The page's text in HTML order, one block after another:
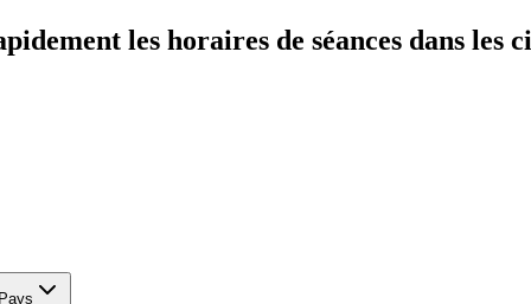
les horaires de séances dans les
Pays